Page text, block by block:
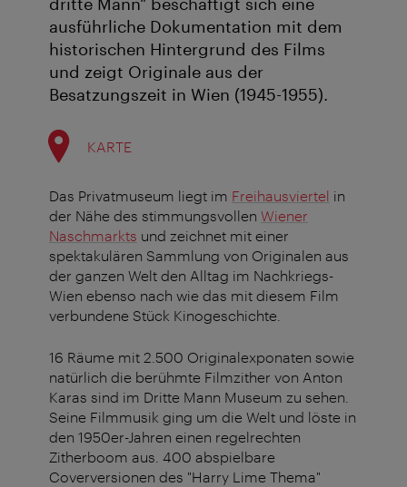
ausführliche Dokumentation mit dem
historischen Hintergrund des Films
und zeigt Originale aus der
Besatzungszeit in Wien (1945-1955).
KARTE
Das Privatmuseum liegt im Freihausviertel in
der Nähe des stimmungsvollen Wiener
Naschmarkts und zeichnet mit einer
spektakulären Sammlung von Originalen aus
der ganzen Welt den Alltag im Nachkriegs-
Wien ebenso nach wie das mit diesem Film
verbundene Stück Kinogeschichte.
16 Räume mit 2.500 Originalexponaten sowie
natürlich die berühmte Filmzither von Anton
Karas sind im Dritte Mann Museum zu sehen.
Seine Filmmusik ging um die Welt und löste in
den 1950er-Jahren einen regelrechten
Zitherboom aus. 400 abspielbare
Coverversionen des "Harry Lime Thema"